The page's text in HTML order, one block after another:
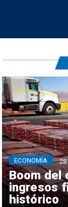
Boom del
ingresos
histórico
ECONOMÍA 28